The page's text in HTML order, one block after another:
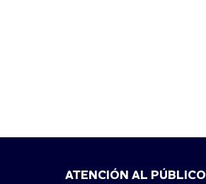
ATENCIÓN AL PÚBLICO